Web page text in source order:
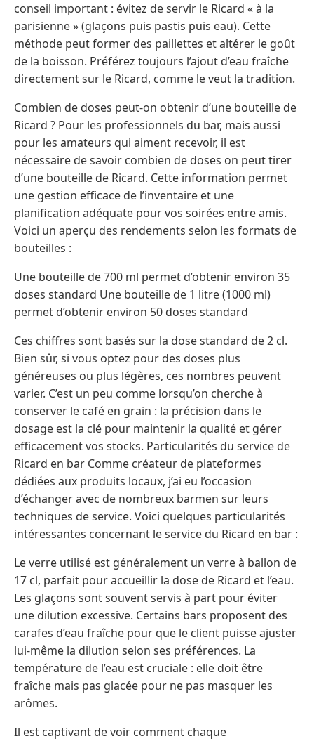
conseil important : évitez de servir le Ricard « à la
parisienne » (glaçons puis pastis puis eau). Cette
méthode peut former des paillettes et altérer le goût
de la boisson. Préférez toujours l’ajout d’eau fraîche
directement sur le Ricard, comme le veut la tradition.
Combien de doses peut-on obtenir d’une bouteille de
Ricard ? Pour les professionnels du bar, mais aussi
pour les amateurs qui aiment recevoir, il est
nécessaire de savoir combien de doses on peut tirer
d’une bouteille de Ricard. Cette information permet
une gestion efficace de l’inventaire et une
planification adéquate pour vos soirées entre amis.
Voici un aperçu des rendements selon les formats de
bouteilles :
Une bouteille de 700 ml permet d’obtenir environ 35
doses standard Une bouteille de 1 litre (1000 ml)
permet d’obtenir environ 50 doses standard
Ces chiffres sont basés sur la dose standard de 2 cl.
Bien sûr, si vous optez pour des doses plus
généreuses ou plus légères, ces nombres peuvent
varier. C’est un peu comme lorsqu’on cherche à
conserver le café en grain : la précision dans le
dosage est la clé pour maintenir la qualité et gérer
efficacement vos stocks. Particularités du service de
Ricard en bar Comme créateur de plateformes
dédiées aux produits locaux, j’ai eu l’occasion
d’échanger avec de nombreux barmen sur leurs
techniques de service. Voici quelques particularités
intéressantes concernant le service du Ricard en bar :
Le verre utilisé est généralement un verre à ballon de
17 cl, parfait pour accueillir la dose de Ricard et l’eau.
Les glaçons sont souvent servis à part pour éviter
une dilution excessive. Certains bars proposent des
carafes d’eau fraîche pour que le client puisse ajuster
lui-même la dilution selon ses préférences. La
température de l’eau est cruciale : elle doit être
fraîche mais pas glacée pour ne pas masquer les
arômes.
Il est captivant de voir comment chaque